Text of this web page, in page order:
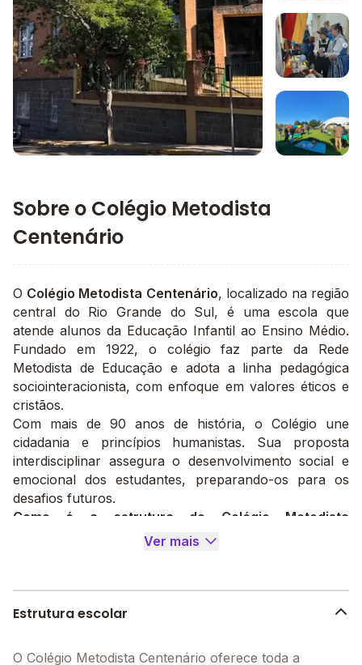
Imagem 2
Imagem 3
Sobre o Colégio Metodista
Centenário
O Colégio Metodista Centenário, localizado na região
central do Rio Grande do Sul, é uma escola que
atende alunos da Educação Infantil ao Ensino Médio.
Fundado em 1922, o colégio faz parte da Rede
Metodista de Educação e adota a linha pedagógica
sociointeracionista, com enfoque em valores éticos e
cristãos.
Com mais de 90 anos de história, o Colégio une
cidadania e princípios humanistas. Sua proposta
interdisciplinar assegura o desenvolvimento social e
emocional dos estudantes, preparando-os para os
desafios futuros.
Como é a estrutura do Colégio Metodista
As instalações incluem:
Salas de aula modernas que incentivam uma
Ver mais
Estrutura escolar
O Colégio Metodista Centenário oferece toda a